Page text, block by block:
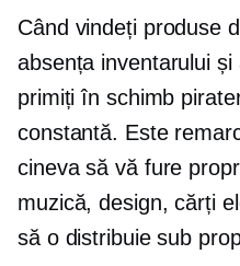
Când vindeți produse
absența inventarului
primiți în schimb
constantă. Este
cineva să vă fure
muzică, design, cărți
să o distribuie sub